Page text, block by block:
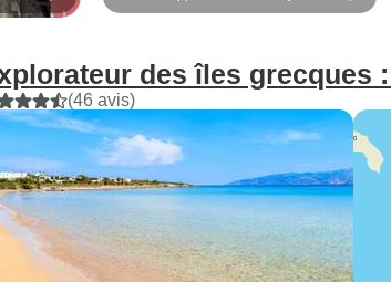
One Life Adventures
des îles grecques
(46 avis)